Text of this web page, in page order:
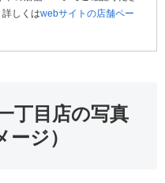
しくはwebサイトの店舗ペー
丁目店の写真
ージ）